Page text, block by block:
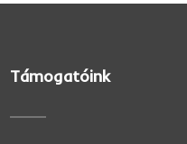
Támogatóink